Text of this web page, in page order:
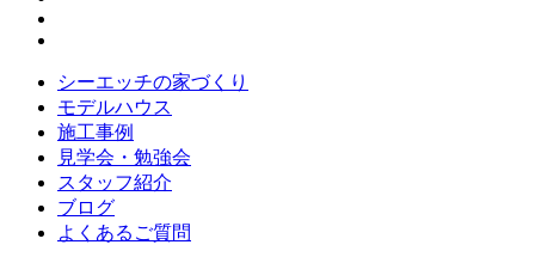
シーエッチの家づくり
モデルハウス
施工事例
見学会・勉強会
スタッフ紹介
ブログ
よくあるご質問